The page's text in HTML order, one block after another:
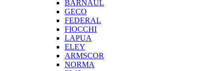
BARNAUL
GEСO
FEDERAL
FIOCCHI
LAPUA
ELEY
ARMSCOR
NORMA